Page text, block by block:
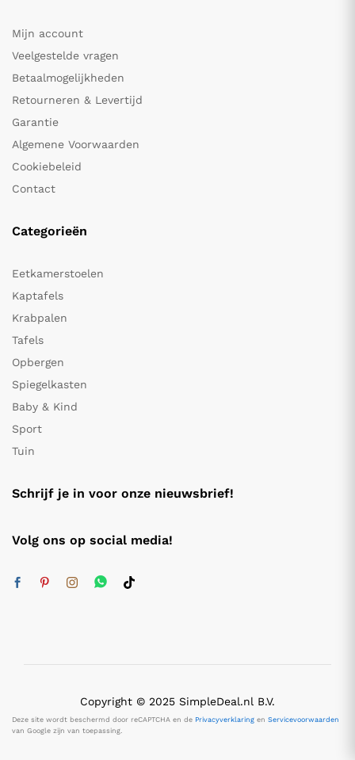
Mijn account
Veelgestelde vragen
Betaalmogelijkheden
Retourneren & Levertijd
Garantie
Algemene Voorwaarden
Cookiebeleid
Contact
Categorieën
Eetkamerstoelen
Kaptafels
Krabpalen
Tafels
Opbergen
Spiegelkasten
Baby & Kind
Sport
Tuin
Schrijf je in voor onze nieuwsbrief!
Volg ons op social media!
Copyright © 2025 SimpleDeal.nl B.V.
Deze site wordt beschermd door reCAPTCHA en de Privacyverklaring en Servicevoorwaarden
van Google zijn van toepassing.